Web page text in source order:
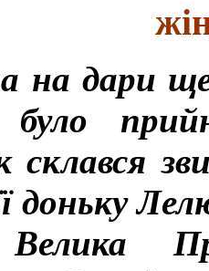
на дари
було
склався